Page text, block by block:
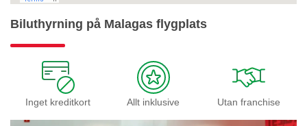
Biluthyrning på Malagas flygplats
Inget kreditkort Allt inklusive Utan franchise